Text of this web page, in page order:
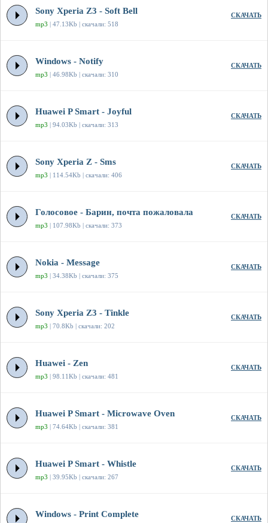
Sony Xperia Z3 - Soft Bell
mp3 | 47.13Kb | скачали: 518
СКАЧАТЬ
Windows - Notify
mp3 | 46.98Kb | скачали: 310
СКАЧАТЬ
Huawei P Smart - Joyful
mp3 | 94.03Kb | скачали: 313
СКАЧАТЬ
Sony Xperia Z - Sms
mp3 | 114.54Kb | скачали: 406
СКАЧАТЬ
Голосовое - Барин, почта пожаловала
mp3 | 107.98Kb | скачали: 373
СКАЧАТЬ
Nokia - Message
mp3 | 34.38Kb | скачали: 375
СКАЧАТЬ
Sony Xperia Z3 - Tinkle
mp3 | 70.8Kb | скачали: 202
СКАЧАТЬ
Huawei - Zen
mp3 | 98.11Kb | скачали: 481
СКАЧАТЬ
Huawei P Smart - Microwave Oven
mp3 | 74.64Kb | скачали: 381
СКАЧАТЬ
Huawei P Smart - Whistle
mp3 | 39.95Kb | скачали: 267
СКАЧАТЬ
Windows - Print Complete СКАЧАТЬ